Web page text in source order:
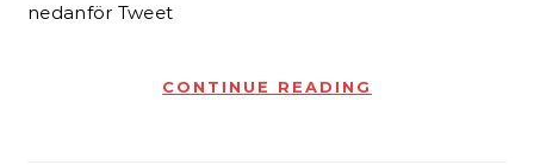
nedanför Tweet
CONTINUE READING